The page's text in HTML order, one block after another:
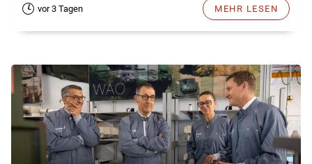
vor 3 Tagen MEHR LESEN